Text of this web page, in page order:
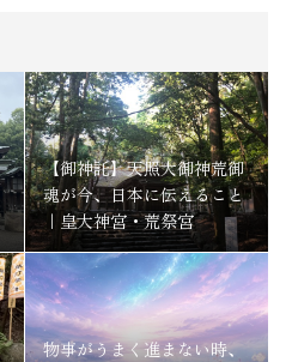
【御神託】天照大御神荒御
魂が今、日本に伝えること
｜皇大神宮・荒祭宮
物事がうまく進まない時、